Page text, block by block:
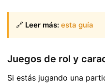
🔗 Leer más: esta guía
Juegos de rol y
Si estás jugando una